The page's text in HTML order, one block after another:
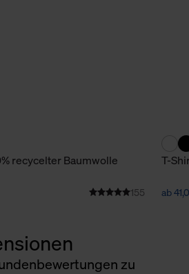
recycelter Baumwolle
155
T-
ab
zu